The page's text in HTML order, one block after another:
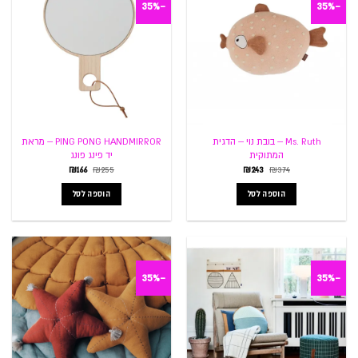
-35%
Ms. Ruth – בובת נוי – הדגית
המתוקית
₪374
המחיר
היה:
₪374.
₪243
המחיר
הוספה לסל
-35%
PING PONG HANDMIRROR – מראת
יד פינג פונג
₪255
המחיר
היה:
₪255.
₪166
המחיר
הוספה לסל
-35%
-35%